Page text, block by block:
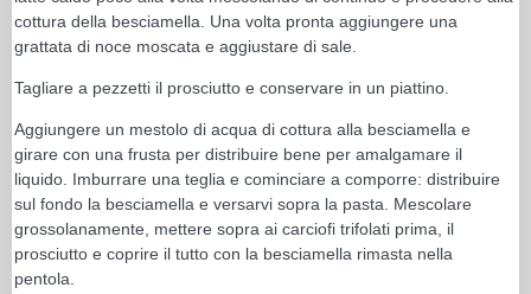
cottura della besciamella. Una volta pronta aggiungere una
grattata di noce moscata e aggiustare di sale.
Tagliare a pezzetti il prosciutto e conservare in un piattino.
Aggiungere un mestolo di acqua di cottura alla besciamella e
girare con una frusta per distribuire bene per amalgamare il
liquido. Imburrare una teglia e cominciare a comporre: distribuire
sul fondo la besciamella e versarvi sopra la pasta. Mescolare
grossolanamente, mettere sopra ai carciofi trifolati prima, il
prosciutto e coprire il tutto con la besciamella rimasta nella
pentola.